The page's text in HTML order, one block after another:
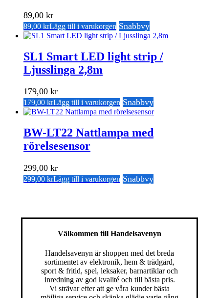
89,00 kr
89,00 krLägg till i varukorgen Snabbvy
SL1 Smart LED light strip /
Ljusslinga 2,8m
179,00 kr
179,00 krLägg till i varukorgen Snabbvy
BW-LT22 Nattlampa med
rörelsesensor
299,00 kr
299,00 krLägg till i varukorgen Snabbvy
Välkommen till Handelsavenyn
Handelsavenyn är shoppen med det breda
sortimentet av elektronik, hem & trädgård,
sport & fritid, spel, leksaker, barnartiklar och
inredning av god kvalité och till bästa pris.
Vi strävar efter att ge våra kunder bästa